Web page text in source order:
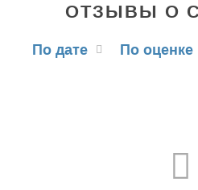
ОТЗЫВЫ О
По дате По оценке